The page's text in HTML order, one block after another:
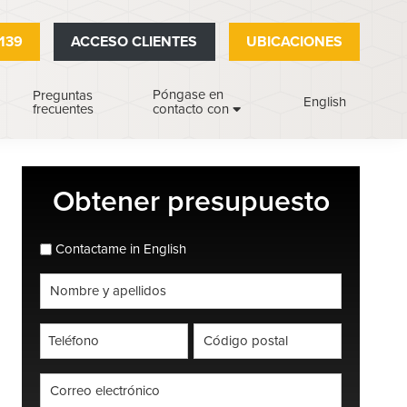
ACCESO CLIENTES UBICACIONES
Preguntas
frecuentes
Póngase en
contacto con
English
Barra
lateral
principal
Obtener presupuesto
Contactame in English
completo
*
*
Código
postal
*